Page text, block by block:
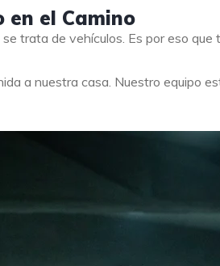
en el Camino
trata de vehículos. Es por eso
a nuestra casa. Nuestro equipo